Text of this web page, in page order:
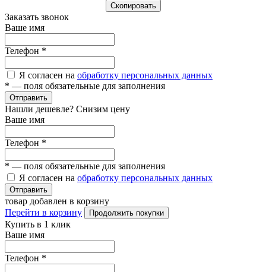
Cкопировать
Заказать звонок
Ваше имя
Телефон *
Я согласен на обработку персональных данных
* — поля обязательные для заполнения
Отправить
Нашли дешевле? Снизим цену
Ваше имя
Телефон *
* — поля обязательные для заполнения
Я согласен на обработку персональных данных
Отправить
товар добавлен в корзину
Перейти в корзину
Продолжить покупки
Купить в 1 клик
Ваше имя
Телефон *